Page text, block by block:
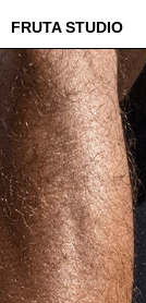
FRUTA STUDIO